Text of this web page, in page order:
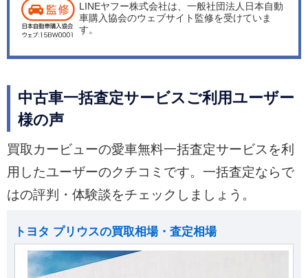
LINEヤフー株式会社は、一般社団法人日本自動
車購入協会のウェブサイト監修を受けていま
す。
中古車一括査定サービスご利用ユーザー
様の声
買取カービューの愛車無料一括査定サービスを利
用したユーザーのクチコミです。一括査定ならで
はの評判・体験談をチェックしましょう。
トヨタ プリウスの買取相場・査定相場